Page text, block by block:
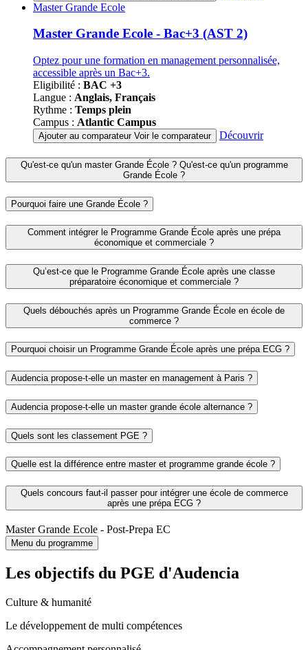
Famille
programmes
Master Grande Ecole
Master Grande Ecole - Bac+3 (AST 2)
Optez pour une formation en management personnalisée,
accessible après un Bac+3.
Eligibilité : BAC +3
Langue : Anglais, Français
Rythme : Temps plein
Campus : Atlantic Campus
Ajouter au comparateur Voir le comparateur Découvrir
Qu'est-ce qu'un master Grande École ? Qu'est-ce qu'un programme
Grande École ?
Pourquoi faire une Grande École ?
Comment intégrer le Programme Grande École après une prépa
économique et commerciale ?
Qu’est-ce que le Programme Grande École après une classe
préparatoire économique et commerciale ?
Quels débouchés après un Programme Grande École en école de
commerce ?
Pourquoi choisir un Programme Grande École après une prépa ECG ?
Audencia propose-t-elle un master en management à Paris ?
Audencia propose-t-elle un master grande école alternance ?
Quels sont les classement PGE ?
Quelle est la différence entre master et programme grande école ?
Quels concours faut-il passer pour intégrer une école de commerce
après une prépa ECG ?
Master Grande Ecole - Post-Prepa EC
Menu du programme
Les objectifs du PGE d'Audencia
Culture & humanité
Le développement de multi compétences